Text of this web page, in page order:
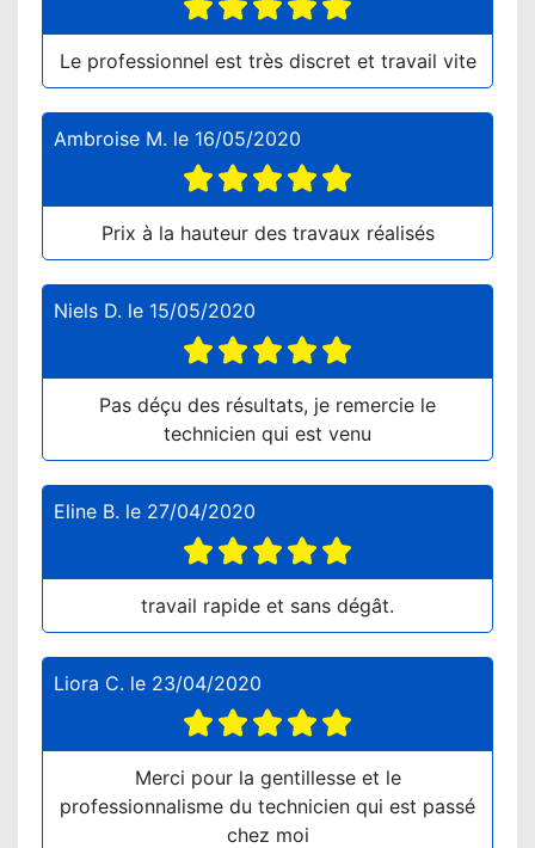
Le professionnel est très discret et travail vite
Ambroise M. le 16/05/2020
Prix à la hauteur des travaux réalisés
Niels D. le 15/05/2020
Pas déçu des résultats, je remercie le
technicien qui est venu
Eline B. le 27/04/2020
travail rapide et sans dégât.
Liora C. le 23/04/2020
Merci pour la gentillesse et le
professionnalisme du technicien qui est passé
chez moi